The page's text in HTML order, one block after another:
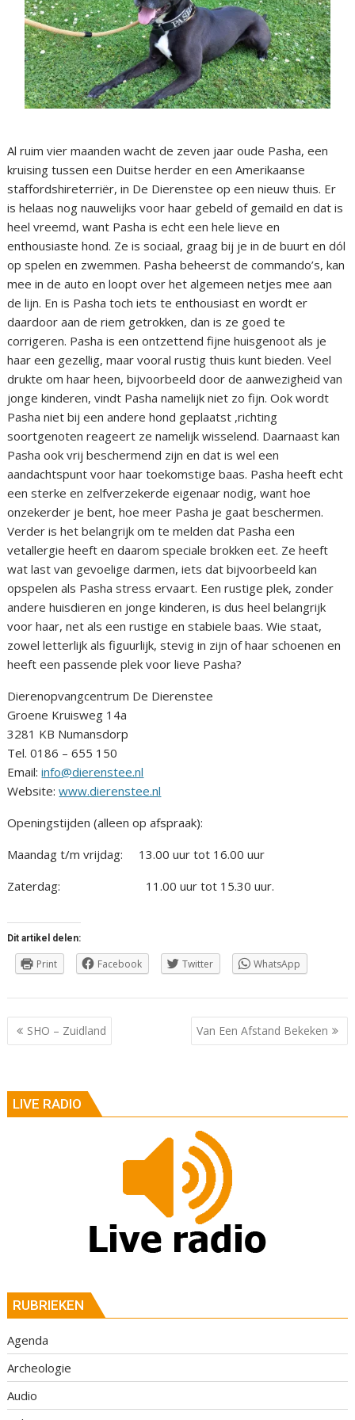
Al ruim vier maanden wacht de zeven jaar oude Pasha, een
kruising tussen een Duitse herder en een Amerikaanse
staffordshireterriër, in De Dierenstee op een nieuw thuis. Er
is helaas nog nauwelijks voor haar gebeld of gemaild en dat is
heel vreemd, want Pasha is echt een hele lieve en
enthousiaste hond. Ze is sociaal, graag bij je in de buurt en dól
op spelen en zwemmen. Pasha beheerst de commando’s, kan
mee in de auto en loopt over het algemeen netjes mee aan
de lijn. En is Pasha toch iets te enthousiast en wordt er
daardoor aan de riem getrokken, dan is ze goed te
corrigeren. Pasha is een ontzettend fijne huisgenoot als je
haar een gezellig, maar vooral rustig thuis kunt bieden. Veel
drukte om haar heen, bijvoorbeeld door de aanwezigheid van
jonge kinderen, vindt Pasha namelijk niet zo fijn. Ook wordt
Pasha niet bij een andere hond geplaatst ,richting
soortgenoten reageert ze namelijk wisselend. Daarnaast kan
Pasha ook vrij beschermend zijn en dat is wel een
aandachtspunt voor haar toekomstige baas. Pasha heeft echt
een sterke en zelfverzekerde eigenaar nodig, want hoe
onzekerder je bent, hoe meer Pasha je gaat beschermen.
Verder is het belangrijk om te melden dat Pasha een
vetallergie heeft en daarom speciale brokken eet. Ze heeft
wat last van gevoelige darmen, iets dat bijvoorbeeld kan
opspelen als Pasha stress ervaart. Een rustige plek, zonder
andere huisdieren en jonge kinderen, is dus heel belangrijk
voor haar, net als een rustige en stabiele baas. Wie staat,
zowel letterlijk als figuurlijk, stevig in zijn of haar schoenen en
heeft een passende plek voor lieve Pasha?
Dierenopvangcentrum De Dierenstee
Groene Kruisweg 14a
3281 KB Numansdorp
Tel. 0186 – 655 150
Email:info@dierenstee.nl
Website:www.dierenstee.nl
Openingstijden (alleen op afspraak):
Maandag t/m vrijdag: 13.00 uur tot 16.00 uur
Zaterdag: 11.00 uur tot 15.30 uur.
Dit artikel delen:
Print Facebook Twitter WhatsApp
Berichtnavigatie
SHO – Zuidland Van Een Afstand Bekeken
LIVE RADIO
RUBRIEKEN
Agenda
Archeologie
Audio